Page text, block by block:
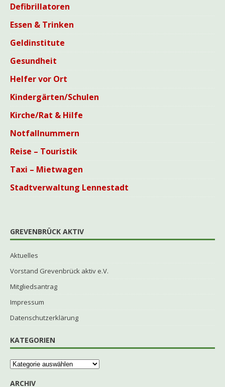
Defibrillatoren
Essen & Trinken
Geldinstitute
Gesundheit
Helfer vor Ort
Kindergärten/Schulen
Kirche/Rat & Hilfe
Notfallnummern
Reise – Touristik
Taxi – Mietwagen
Stadtverwaltung Lennestadt
GREVENBRÜCK AKTIV
Aktuelles
Vorstand Grevenbrück aktiv e.V.
Mitgliedsantrag
Impressum
Datenschutzerklärung
KATEGORIEN
ARCHIV